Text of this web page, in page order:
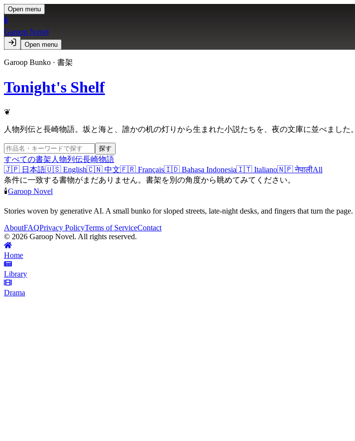
Open menu
🕯️
Garoop Novel
Open menu
Garoop Bunko · 書架
Tonight's Shelf
❦
人物列伝と長崎物語。坂と海と、誰かの机の灯りから生まれた小説たちを、夜の文庫に並べました。
探す
すべての書架 人物列伝長崎物語
🇯🇵 日本語🇺🇸 English🇨🇳 中文🇫🇷 Français🇮🇩 Bahasa Indonesia🇮🇹 Italiano🇳🇵 नेपालीAll
条件に一致する書物がまだありません。書架を別の角度から眺めてみてください。
🕯️Garoop Novel
Stories woven by generative AI. A small bunko for sloped streets, late-night desks, and fingers that turn the page.
AboutFAQPrivacy PolicyTerms of ServiceContact
© 2026 Garoop Novel. All rights reserved.
Home
Library
Drama